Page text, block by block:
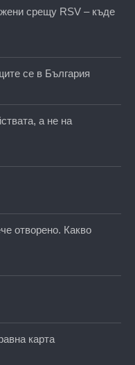
срещу RSV – къде
се в България
а не на
отворено. Какво
карта